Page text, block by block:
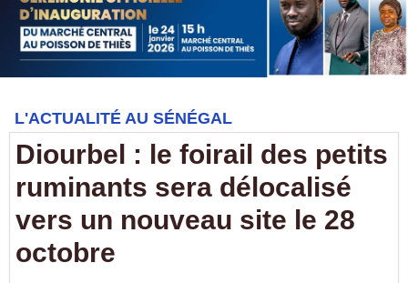
L'ACTUALITÉ AU SÉNÉGAL
Diourbel : le foirail des petits
ruminants sera délocalisé
vers un nouveau site le 28
octobre